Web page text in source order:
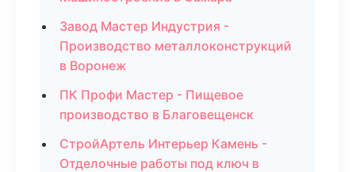
Завод Мастер Индустрия -
Производство металлоконструкций
в Воронеж
ПК Профи Мастер - Пищевое
производство в Благовещенск
СтройАртель Интерьер Камень -
Отделочные работы под ключ в